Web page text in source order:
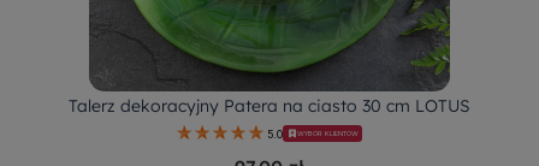
Talerz dekoracyjny Patera na ciasto 30 cm LOTUS
5.0 WYBÓR KLIENTÓW